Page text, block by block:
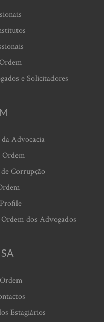
e Solicitadores
Advocacia
Corrupção
dos Advogados
Estagiários